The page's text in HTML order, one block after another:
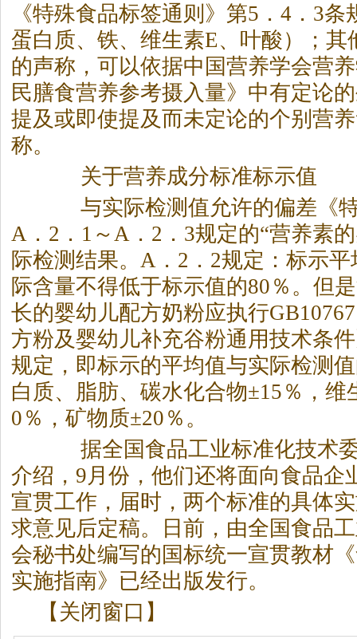
《特殊食品标签通则》第5．4．3
蛋白质、铁、维生素E、叶酸）；其
的声称，可以依据中国营养学会营
民膳食营养参考摄入量》中有定论
提及或即使提及而未定论的个别营
称。
关于营养成分标准标示值
与实际检测值允许的偏差《特
A．2．1～A．2．3规定的“营养素
际检测结果。A．2．2规定：标示
际含量不得低于标示值的80％。但
长的婴幼儿配方奶粉应执行
方粉及婴幼儿补充谷粉通用技术条
规定，即标示的平均值与实际检测
白质、脂肪、碳水化合物±15％，维
0％，矿物质±20％。
据全国食品工业标准化技术委
介绍，9月份，他们还将面向食品企
宣贯工作，届时，两个标准的具体
求意见后定稿。日前，由全国食品
会秘书处编写的国标统一宣贯教材
实施指南》已经出版发行。
【关闭窗口】